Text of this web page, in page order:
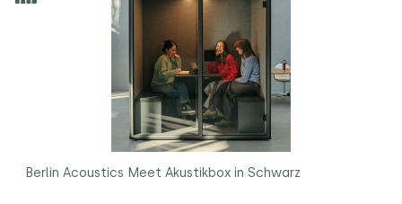
Berlin Acoustics Meet Akustikbox in Schwarz